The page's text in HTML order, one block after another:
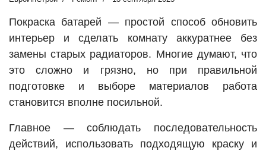
Покраска батарей — простой способ обновить
интерьер и сделать комнату аккуратнее без
замены старых радиаторов. Многие думают, что
это сложно и грязно, но при правильной
подготовке и выборе материалов работа
становится вполне посильной.
Главное — соблюдать последовательность
действий, использовать подходящую краску и